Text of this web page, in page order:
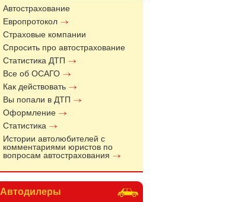
Автострахование
Европротокол
Страховые компании
Спросить про автострахование
Статистика ДТП
Все об ОСАГО
Как действовать
Вы попали в ДТП
Оформление
Статистика
Истории автолюбителей с
комментариями юристов по
вопросам автострахования
Автодилеры